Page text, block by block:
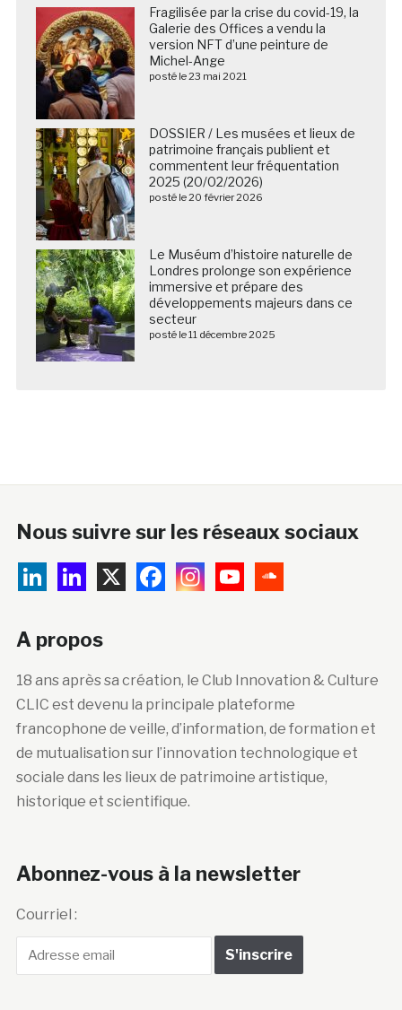
Fragilisée par la crise du covid-19, la
Galerie des Offices a vendu la
version NFT d’une peinture de
Michel-Ange
posté le 23 mai 2021
DOSSIER / Les musées et lieux de
patrimoine français publient et
commentent leur fréquentation
2025 (20/02/2026)
posté le 20 février 2026
Le Muséum d’histoire naturelle de
Londres prolonge son expérience
immersive et prépare des
développements majeurs dans ce
secteur
posté le 11 décembre 2025
Nous suivre sur les réseaux sociaux
A propos
18 ans après sa création, le Club Innovation & Culture
CLIC est devenu la principale plateforme
francophone de veille, d’information, de formation et
de mutualisation sur l’innovation technologique et
sociale dans les lieux de patrimoine artistique,
historique et scientifique.
Abonnez-vous à la newsletter
Courriel :